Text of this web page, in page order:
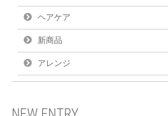
ヘアケア
新商品
アレンジ